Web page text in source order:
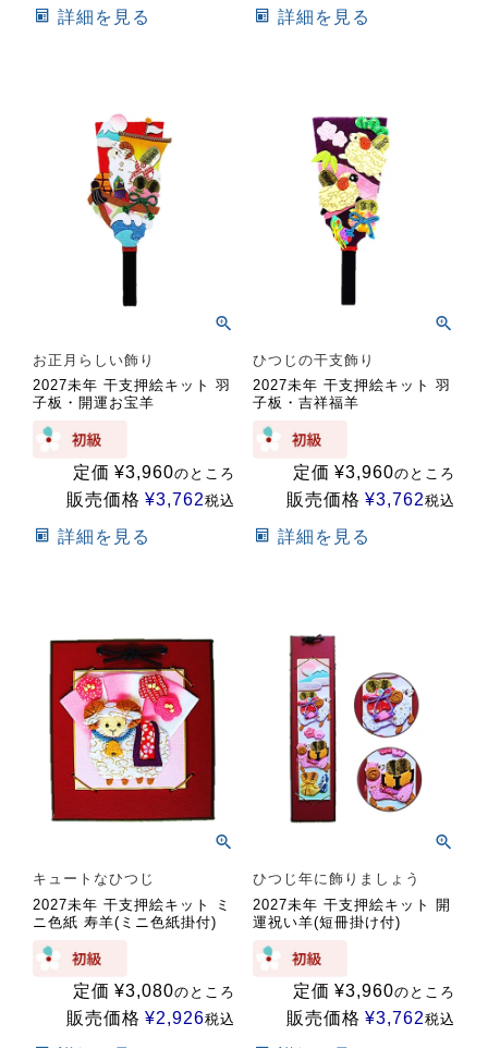
詳細を見る 詳細を見る
お正月らしい飾り
2027未年 干支押絵キット 羽
子板・開運お宝羊
定価 ¥3,960のところ
販売価格 ¥3,762税込
詳細を見る
ひつじの干支飾り
2027未年 干支押絵キット 羽
子板・吉祥福羊
定価 ¥3,960のところ
販売価格 ¥3,762税込
詳細を見る
キュートなひつじ
2027未年 干支押絵キット ミ
ニ色紙 寿羊(ミニ色紙掛付)
定価 ¥3,080のところ
販売価格 ¥2,926税込
ひつじ年に飾りましょう
2027未年 干支押絵キット 開
運祝い羊(短冊掛け付)
定価 ¥3,960のところ
販売価格 ¥3,762税込